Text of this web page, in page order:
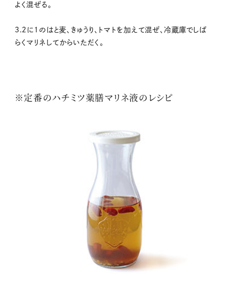
よく混ぜる。
3.2に1のはと麦、きゅうり、トマトを加えて混ぜ、冷蔵庫でしば
らくマリネしてからいただく。
※定番のハチミツ薬膳マリネ液のレシピ